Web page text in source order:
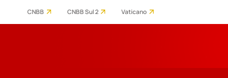
CNBB CNBB Sul 2 Vaticano